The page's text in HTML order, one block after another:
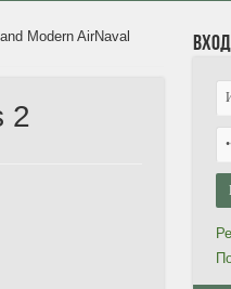
Modern AirNaval
2